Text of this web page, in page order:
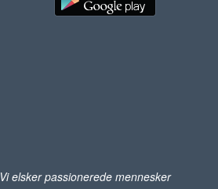
Vi elsker passionerede mennesker